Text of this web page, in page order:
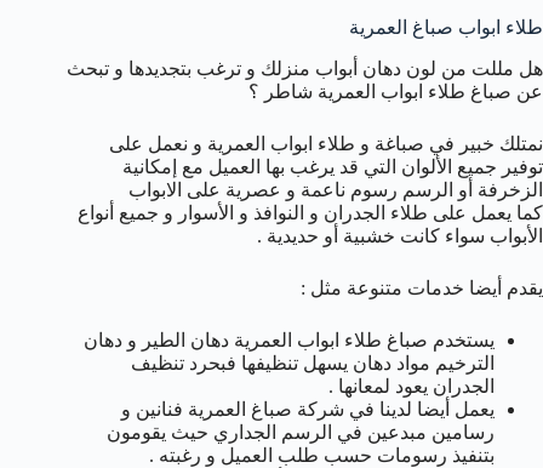
طلاء ابواب صباغ العمرية
هل مللت من لون دهان أبواب منزلك و ترغب بتجديدها و تبحث
عن صباغ طلاء ابواب العمرية شاطر ؟
نمتلك خبير في صباغة و طلاء ابواب العمرية و نعمل على
توفير جميع الألوان التي قد يرغب بها العميل مع إمكانية
الزخرفة أو الرسم رسوم ناعمة و عصرية على الابواب
كما يعمل على طلاء الجدران و النوافذ و الأسوار و جميع أنواع
الأبواب سواء كانت خشبية أو حديدية .
يقدم أيضا خدمات متنوعة مثل :
يستخدم صباغ طلاء ابواب العمرية دهان الطير و دهان
الترخيم مواد دهان يسهل تنظيفها فبحرد تنظيف
الجدران يعود لمعانها .
يعمل أيضا لدينا في شركة صباغ العمرية فنانين و
رسامين مبدعين في الرسم الجداري حيث يقومون
بتنفيذ رسومات حسب طلب العميل و رغبته .